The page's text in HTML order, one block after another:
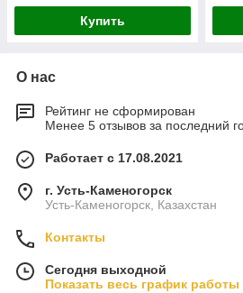
Купить
О нас
Рейтинг не сформирован
Менее 5 отзывов за последний
Работает с 17.08.2021
г. Усть-Каменогорск
Усть-Каменогорск, Казахстан
Контакты
Сегодня выходной
Показать весь график работы